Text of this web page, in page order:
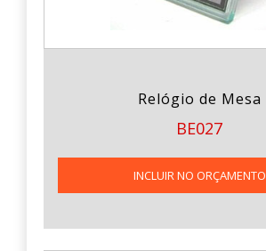
Relógio de Mesa
BE027
INCLUIR NO ORÇAMENTO